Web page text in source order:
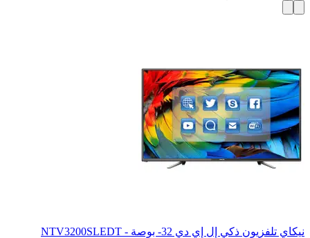
نيكاي تلفزيون ذكي إل إي دي 32- بوصة - NTV3200SLEDT